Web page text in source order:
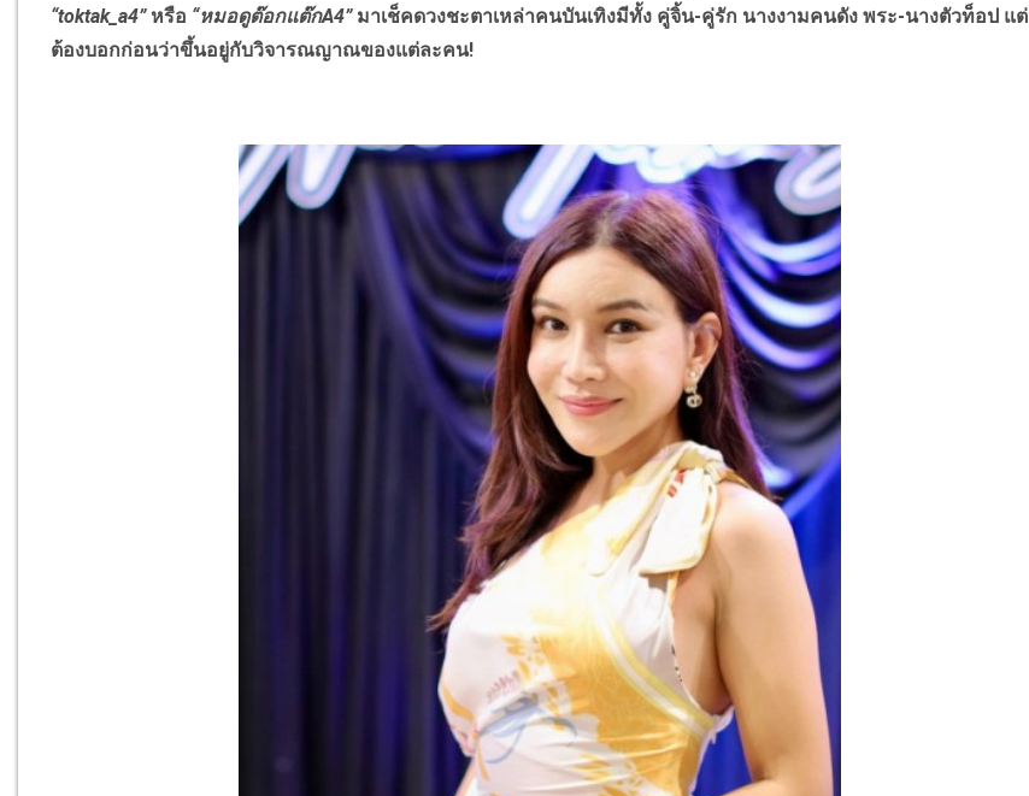
“toktak_a4”หรือ “หมอดูต๊อกแต๊กA4”มาเช็คดวงชะตาเหล่าคนบันเทิงมีทั้ง คู่จิ้น-คู่รัก นางงามคนดัง พระ-นางตัวท็อป แต่
ต้องบอกก่อนว่าขึ้นอยู่กับวิจารณญาณของแต่ละคน!